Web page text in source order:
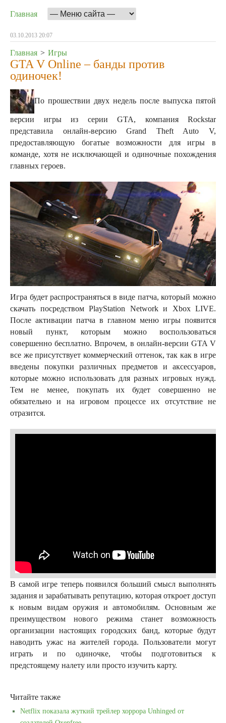
Главная
03.10.2013 20:07
Главная > Игры
GTA V Online – банды против
одиночек!
По прошествии двух недель после выпуска пятой
версии игры из серии GTA, компания Rockstar
представила онлайн-версию Grand Theft Auto V,
предоставляющую богатые возможности для игры в
команде, хотя не исключающей и одиночные похождения
главных героев.
Игра будет распространяться в виде патча, который можно
скачать посредством PlayStation Network и Xbox LIVE.
После активации патча в главном меню игры появится
новый пункт, которым можно воспользоваться
совершенно бесплатно. Впрочем, в онлайн-версии GTA V
все же присутствует коммерческий оттенок, так как в игре
введены покупки различных предметов и аксессуаров,
которые можно использовать для разных игровых нужд.
Тем не менее, покупать их будет совершенно не
обязательно и на игровом процессе их отсутствие не
отразится.
В самой игре теперь появился больший смысл выполнять
задания и зарабатывать репутацию, которая откроет доступ
к новым видам оружия и автомобилям. Основным же
преимуществом нового режима станет возможность
организации настоящих городских банд, которые будут
наводить ужас на жителей города. Пользователи могут
играть и по одиночке, чтобы подготовиться к
предстоящему налету или просто изучить карту.
Читайте также
Netflix показала жуткий трейлер хоррора Unhinged от